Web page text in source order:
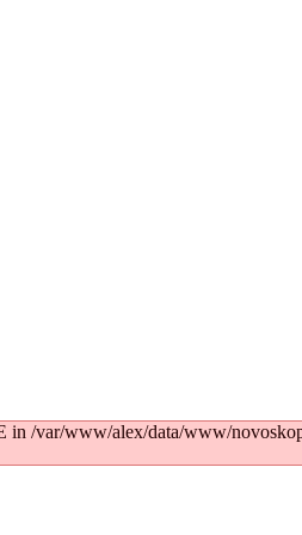
/var/www/alex/data/www/